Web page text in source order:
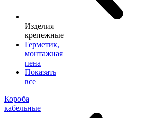
Изделия
крепежные
Герметик,
монтажная
пена
Показать
все
Короба
кабельные